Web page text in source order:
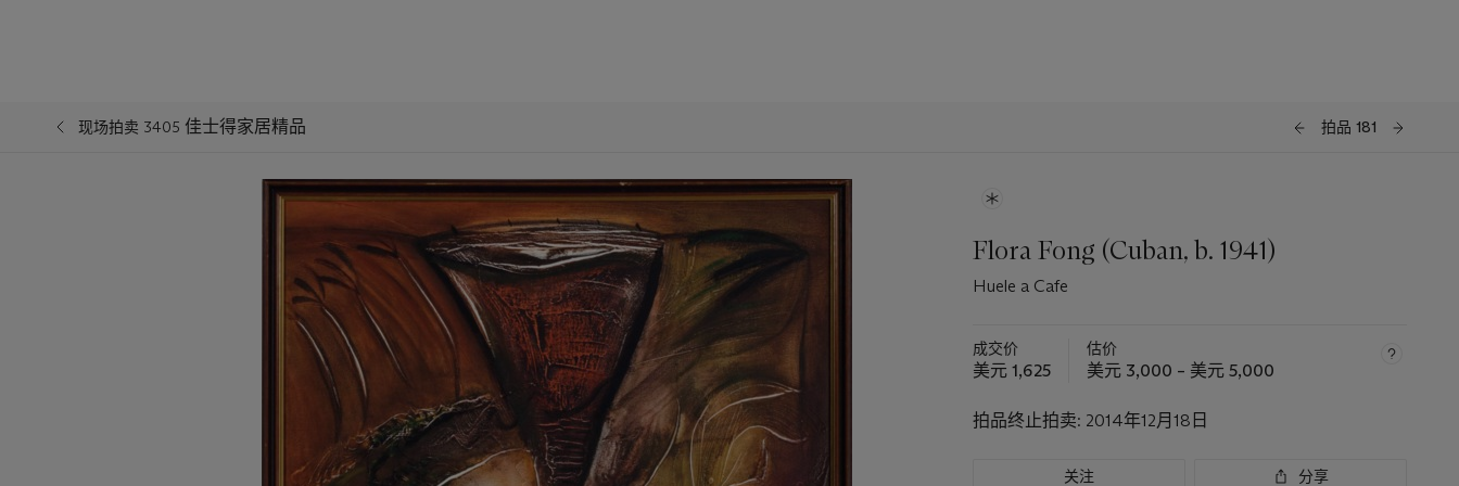
现场拍卖 3405 佳士得家居精品 拍品 181
Flora Fong (Cuban, b. 1941)
Huele a Cafe
成交价
美元 1,625
估价
美元 3,000 – 美元 5,000
拍品终止拍卖: 2014年12月18日
关注 分享